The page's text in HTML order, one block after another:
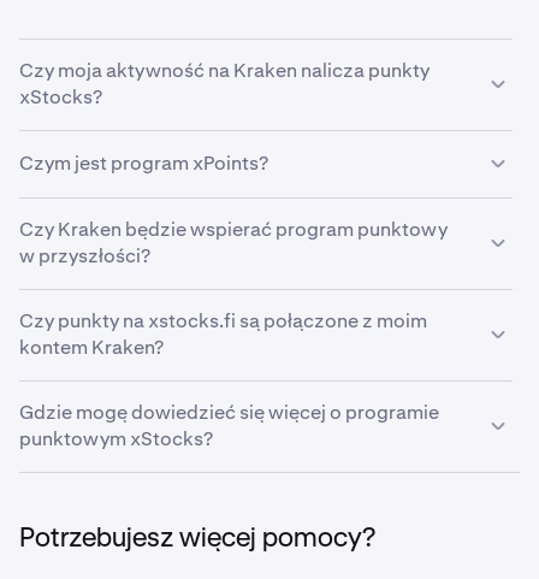
Czy moja aktywność na Kraken nalicza punkty
xStocks?
Nie. Posiadanie lub handel xStocks na Kraken obecnie
nie nalicza punktów w programie punktowym xStocks.
Program opiera się obecnie wyłącznie na aktywności
onchain w ekosystemie.
Czym jest program xPoints?
Program punktowy xStocks (xPoints) nagradza
uczestników za angażowanie się w xStocks poprzez
aktywności onchain. Więcej informacji znajdziesz na
Czy Kraken będzie wspierać program punktowy
w przyszłości?
Kraken może rozważyć sposoby wsparcia zachęt
ekosystemu xStocks na późniejszym etapie. Śledź
Czy punkty na xstocks.fi są połączone z moim
kontem Kraken?
Nie. Program punktowy xStocks działa niezależnie od
Twojego konta Kraken. Punkty zdobyte poprzez
aktywność onchain nie są odzwierciedlone ani
Gdzie mogę dowiedzieć się więcej o programie
punktowym xStocks?
onchain, a także śledź kanały mediów
Potrzebujesz więcej pomocy?